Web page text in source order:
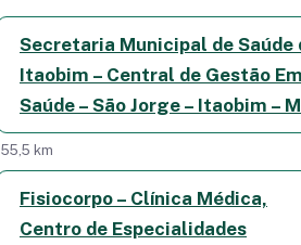
Secretaria Municipal de Saúde
Itaobim – Central de Gestão Em
Saúde – São Jorge – Itaobim –
55,5 km
Fisiocorpo – Clínica Médica,
Centro de Especialidades